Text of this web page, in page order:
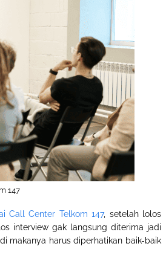
147
Call Center Telkom 147, setelah lolos
interview gak langsung diterima jadi
makanya harus diperhatikan baik-baik